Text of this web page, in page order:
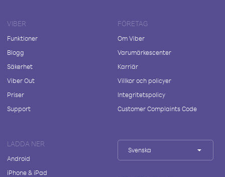
VIBER
Funktioner
Blogg
Säkerhet
Viber Out
Priser
Support
FÖRETAG
Om Viber
Varumärkescenter
Karriär
Villkor och policyer
Integritetspolicy
Customer Complaints Code
LADDA NER
Android
iPhone & iPad
Svenska